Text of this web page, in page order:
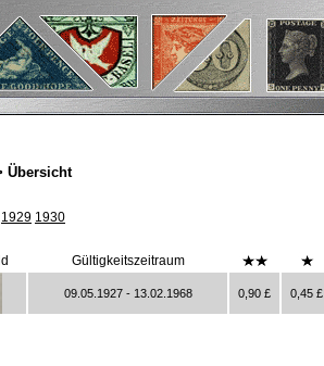
Übersicht
1929 1930
Gültigkeitszeitraum
09.05.1927 - 13.02.1968 0,90 £ 0,45 £